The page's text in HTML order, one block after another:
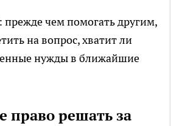
чем помогать другим,
на вопрос, хватит ли
нужды в ближайшие
право решать за